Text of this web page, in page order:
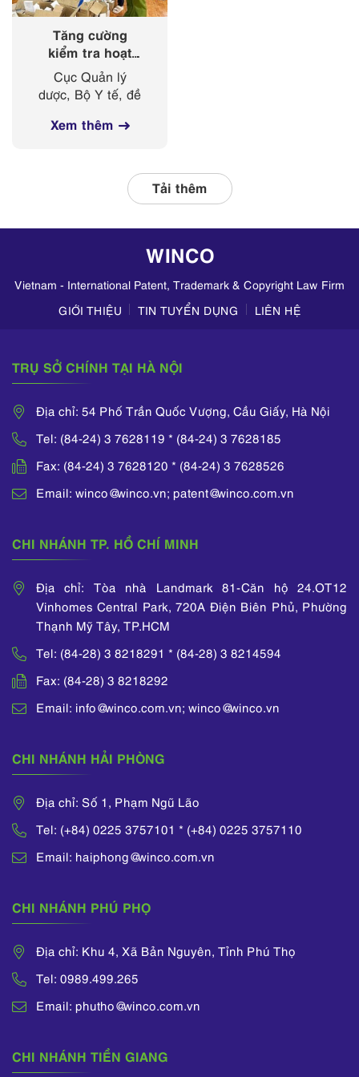
Tăng cường
kiểm tra hoạt
động kinh doanh
mỹ phẩm trên
các nền tảng
mạng xã hội
Cục Quản lý
dược, Bộ Y tế, đề
tỉnh, thành phố
liên quan, tập
trung kiểm tra
doanh mỹ phẩm
Xem thêm
Tải thêm
WINCO
Vietnam - International Patent, Trademark & Copyright Law Firm
GIỚI THIỆU
TIN TUYỂN DỤNG LIÊN HỆ
TRỤ SỞ CHÍNH TẠI HÀ NỘI
Địa chỉ: 54 Phố Trần Quốc Vượng, Cầu Giấy, Hà Nội
Tel: (84-24) 3 7628119 * (84-24) 3 7628185
Fax: (84-24) 3 7628120 * (84-24) 3 7628526
Email: winco@winco.vn; patent@winco.com.vn
CHI NHÁNH TP. HỒ CHÍ MINH
Địa chỉ: Tòa nhà Landmark 81-Căn hộ 24.OT12
Vinhomes Central Park, 720A Điện Biên Phủ, Phường
Thạnh Mỹ Tây, TP.HCM
Tel: (84-28) 3 8218291 * (84-28) 3 8214594
Fax: (84-28) 3 8218292
Email: info@winco.com.vn; winco@winco.vn
CHI NHÁNH HẢI PHÒNG
Địa chỉ: Số 1, Phạm Ngũ Lão
Tel: (+84) 0225 3757101 * (+84) 0225 3757110
Email: haiphong@winco.com.vn
CHI NHÁNH PHÚ PHỌ
Địa chỉ: Khu 4, Xã Bản Nguyên, Tỉnh Phú Thọ
Tel: 0989.499.265
Email: phutho@winco.com.vn
CHI NHÁNH TIỀN GIANG